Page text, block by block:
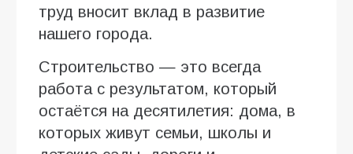
труд вносит вклад в развитие
нашего города.
Строительство — это всегда
работа с результатом, который
остаётся на десятилетия: дома, в
которых живут семьи, школы и